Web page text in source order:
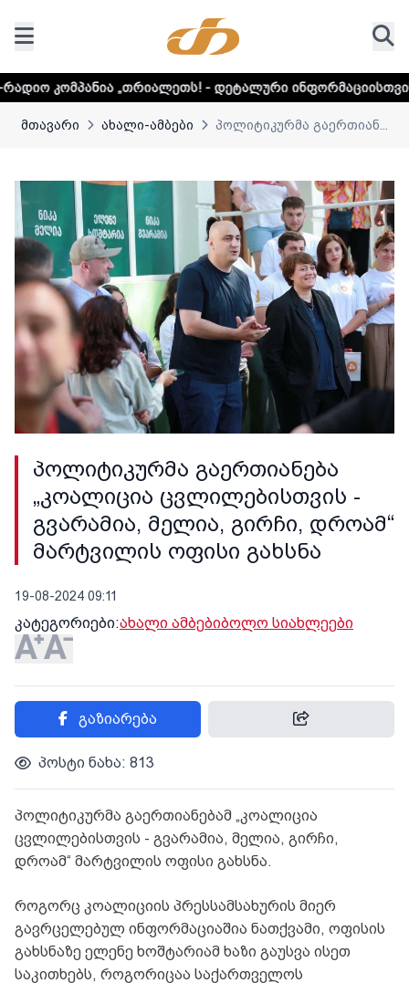
- დეტალური ინფორმაციისთვის დააკლიკეთ
მთავარი ახალი-ამბები პოლიტიკურმა გაერთიან...
პოლიტიკურმა გაერთიანება
„კოალიცია ცვლილებისთვის -
გვარამია, მელია, გირჩი, დროამ“
მარტვილის ოფისი გახსნა
19-08-2024 09:11
კატეგორიები:ახალი ამბებიბოლო სიახლეები
გაზიარება
პოსტი ნახა: 813
პოლიტიკურმა გაერთიანებამ „კოალიცია
ცვლილებისთვის - გვარამია, მელია, გირჩი,
დროამ“ მარტვილის ოფისი გახსნა.
როგორც კოალიციის პრესსამსახურის მიერ
გავრცელებულ ინფორმაციაშია ნათქვამი, ოფისის
გახსნაზე ელენე ხოშტარიამ ხაზი გაუსვა ისეთ
საკითხებს, როგორიცაა საქართველოს